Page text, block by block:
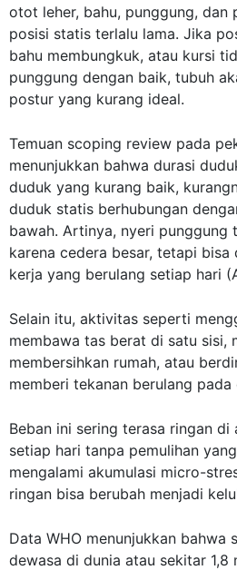
otot leher, bahu, punggung, dan
posisi statis terlalu lama. Jika
bahu membungkuk, atau kursi
punggung dengan baik, tubuh
postur yang kurang ideal.
Temuan scoping review pada
menunjukkan bahwa durasi
duduk yang kurang baik,
duduk statis berhubungan
bawah. Artinya, nyeri punggung
karena cedera besar, tetapi
kerja yang berulang setiap hari (
Selain itu, aktivitas seperti
membawa tas berat di satu sisi,
membersihkan rumah, atau
memberi tekanan berulang
Beban ini sering terasa ringan
setiap hari tanpa pemulihan
mengalami akumulasi micro-
ringan bisa berubah menjadi
Data WHO menunjukkan bahwa
dewasa di dunia atau sekitar 1,8